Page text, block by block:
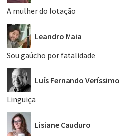
A mulher do lotação
Leandro Maia
Sou gaúcho por fatalidade
Luís Fernando Veríssimo
Linguiça
Lisiane Cauduro